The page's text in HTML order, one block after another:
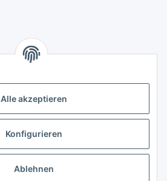
Alle akzeptieren
Konfigurieren
Ablehnen